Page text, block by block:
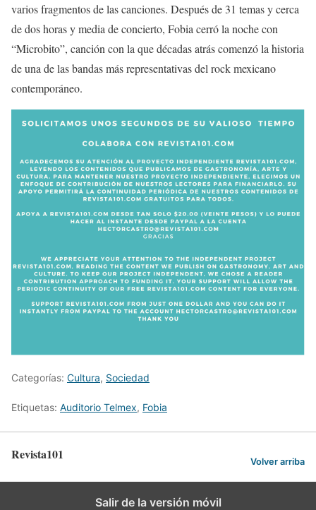
varios fragmentos de las canciones. Después de 31 temas y cerca
de dos horas y media de concierto, Fobia cerró la noche con
“Microbito”, canción con la que décadas atrás comenzó la historia
de una de las bandas más representativas del rock mexicano
contemporáneo.
Categorías: Cultura, Sociedad
Etiquetas: Auditorio Telmex, Fobia
Revista101 Volver arriba
Salir de la versión móvil